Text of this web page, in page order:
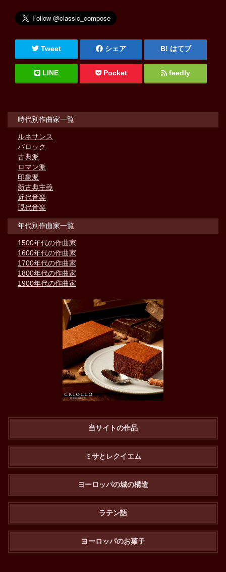
Tweet シェア はてブ
LINE Pocket feedly
時代別作曲家一覧
ルネサンス
バロック
古典派
ロマン派
印象派
新古典主義
近代音楽
現代音楽
年代別作曲家一覧
1500年代の作曲家
1600年代の作曲家
1700年代の作曲家
1800年代の作曲家
1900年代の作曲家
当サイトの作品
ミサとレクイエム
ヨーロッパの城の構造
ラテン語
ヨーロッパのお菓子